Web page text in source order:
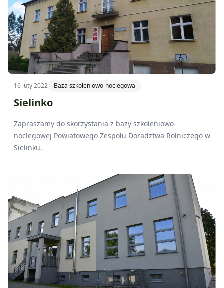
16 luty 2022 Baza szkoleniowo-noclegowa
Sielinko
Zapraszamy do skorzystania z bazy szkoleniowo-
noclegowej Powiatowego Zespołu Doradztwa Rolniczego w
Sielinku.